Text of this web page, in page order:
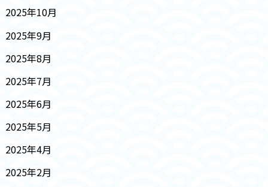
2025年10月
2025年9月
2025年8月
2025年7月
2025年6月
2025年5月
2025年4月
2025年2月